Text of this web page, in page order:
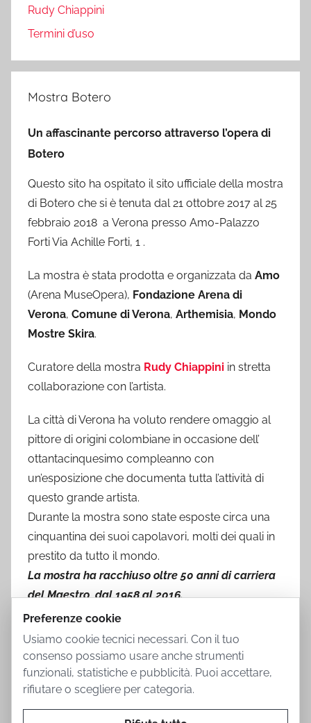
Rudy Chiappini
Termini d’uso
Mostra Botero
Un affascinante percorso attraverso l’opera di
Botero
Questo sito ha ospitato il sito ufficiale della mostra
di Botero che si è tenuta dal 21 ottobre 2017 al 25
febbraio 2018 a Verona presso Amo-Palazzo
Forti Via Achille Forti, 1 .
La mostra è stata prodotta e organizzata da Amo
(Arena MuseOpera), Fondazione Arena di
Verona, Comune di Verona, Arthemisia, Mondo
Mostre Skira.
Curatore della mostra Rudy Chiappini in stretta
collaborazione con l’artista.
La città di Verona ha voluto rendere omaggio al
pittore di origini colombiane in occasione dell’
ottantacinquesimo compleanno con
un’esposizione che documenta tutta l’attività di
questo grande artista.
Durante la mostra sono state esposte circa una
cinquantina dei suoi capolavori, molti dei quali in
prestito da tutto il mondo.
La mostra ha racchiuso oltre 50 anni di carriera
del Maestro, dal 1958 al 2016.
Preferenze cookie
Usiamo cookie tecnici necessari. Con il tuo
consenso possiamo usare anche strumenti
funzionali, statistiche e pubblicità. Puoi accettare,
rifiutare o scegliere per categoria.